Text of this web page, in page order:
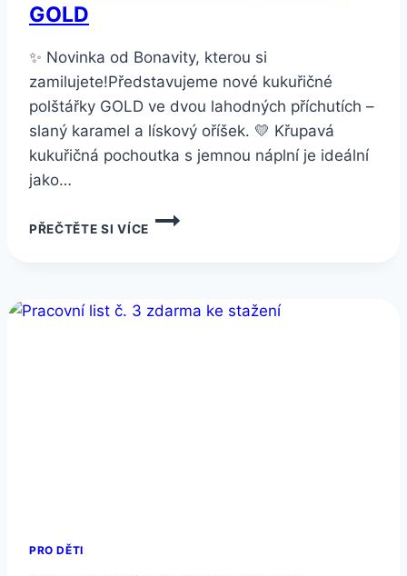
GOLD
✨ Novinka od Bonavity, kterou si
zamilujete!Představujeme nové kukuřičné
polštářky GOLD ve dvou lahodných příchutích –
slaný karamel a lískový oříšek. 💛 Křupavá
kukuřičná pochoutka s jemnou náplní je ideální
jako…
PŘEČTĚTE SI VÍCE
NOVINKA
–
PRO DĚTI